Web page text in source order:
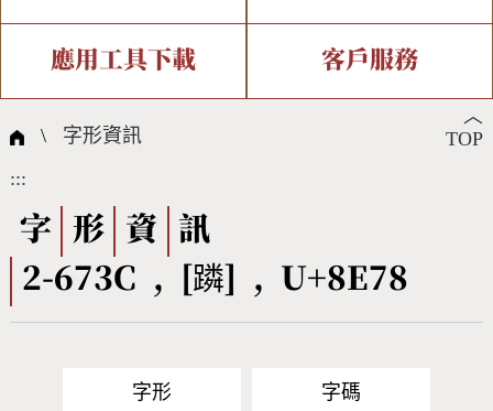
中文碼介紹 專有名詞介紹
國際字碼相關組織
複合查詢 注音查詢
筆畫查詢
筆順序查詢
CNS查詢 Unicode查詢
新字申請處理流程
字形即時顯示 造字解決方案
全字庫授權 轉碼Web Service
應用工具下載
個人電腦造字處理工具
字形下載
客戶服務
問題集
熱門查詢統計
︿
TOP
\ 字形資訊
:::
字 形 資
訊
2-673C , [蹸] , U+8E78
字形 字碼